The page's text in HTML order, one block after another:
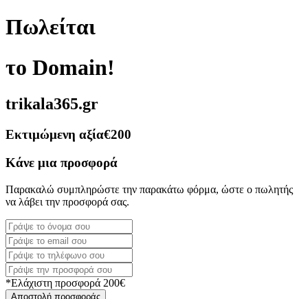
Πωλείται
το Domain!
trikala365.gr
Εκτιμώμενη αξία€200
Κάνε μια προσφορά
Παρακαλώ συμπληρώστε την παρακάτω φόρμα, ώστε ο πωλητής
να λάβει την προσφορά σας.
*Ελάχιστη προσφορά 200€
Αποστολή προσφοράς